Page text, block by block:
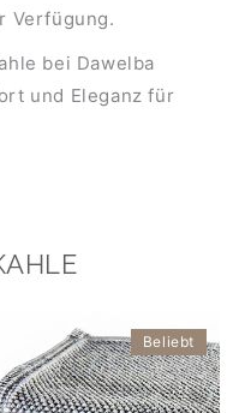
Verfügung.
bei Dawelba
und Eleganz für
Beliebt